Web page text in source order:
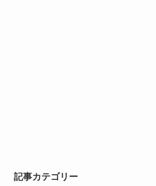
記事カテゴリー